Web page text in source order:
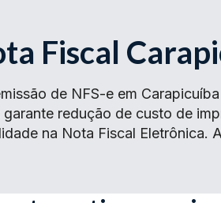
Fiscal
de NFS-e em
redução de custo de
na Nota Fiscal